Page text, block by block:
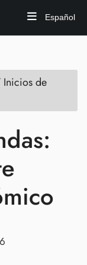
Español
Inicios de